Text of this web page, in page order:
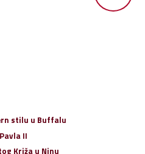
stilu u Buffalu
II
Križa u Ninu